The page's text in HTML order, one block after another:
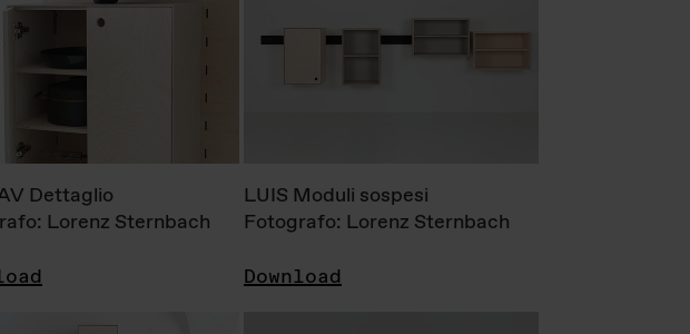
Dettaglio
Lorenz Sternbach
LUIS Moduli sospesi
Fotografo: Lorenz Sternbach
Download